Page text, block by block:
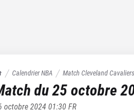
Actu NBA
Calendrier NBA Match Cleveland Cavaliers
du25 octobre
octobre 2024 01:30FR